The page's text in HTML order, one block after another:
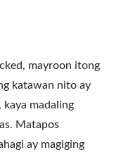
mayroon itong
katawan nito ay
kaya madaling
Matapos
ay magiging